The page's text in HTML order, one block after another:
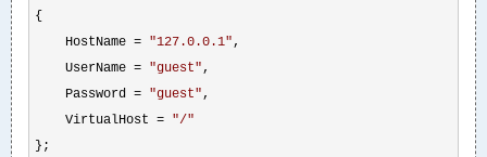
{
    HostName
= "127.0.0.1",
    UserName
= "guest",
    Password
= "guest",
    VirtualHost
= "/"